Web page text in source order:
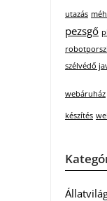
utazás
pezsgő
szélvédő
webáruház
készítés